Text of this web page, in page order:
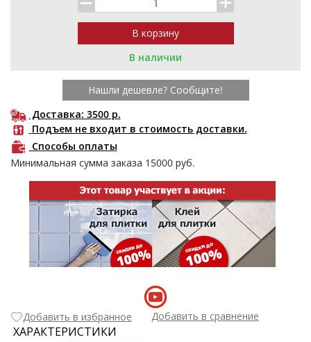
Добавить в избранное Добавить в сравнение
ХАРАКТЕРИСТИКИ
В наличии
Нашли дешевле? Сообщите!
Доставка: 3500 р.
Подъем не входит в стоимость доставки.
Способы оплаты
Минимальная сумма заказа 15000 руб.